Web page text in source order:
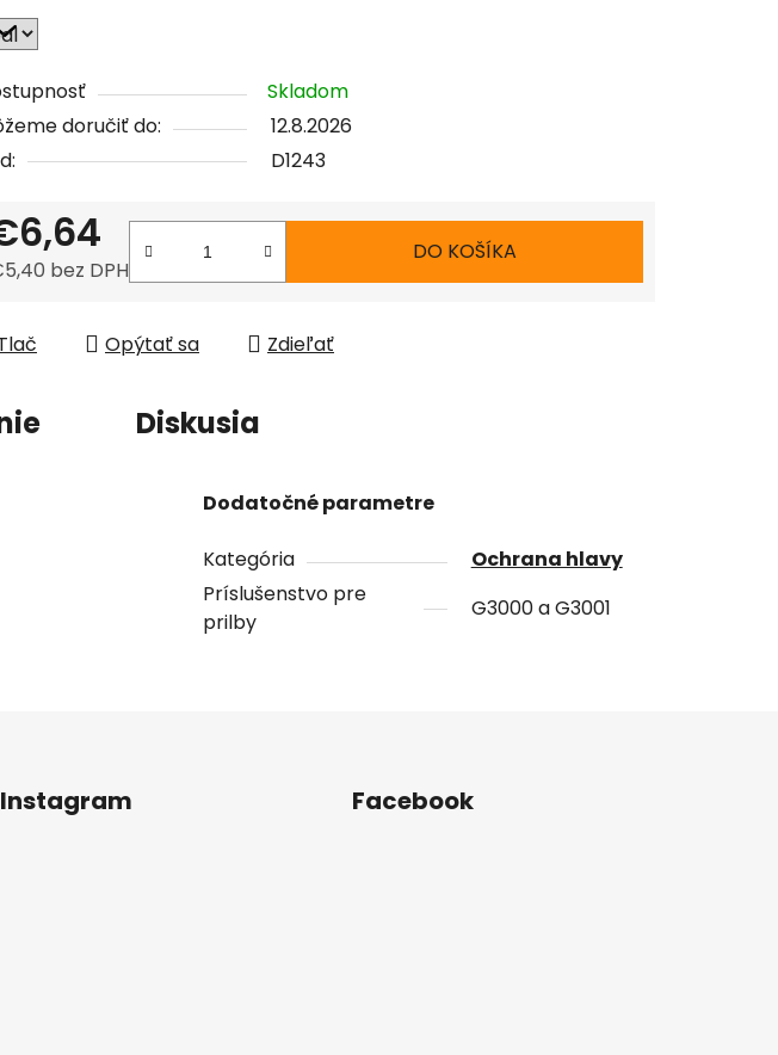
Skladom
doručiť do:
12.8.2026
D1243
bez DPH
DO KOŠÍKA
Opýtať sa Zdieľať
Diskusia
Dodatočné parametre
Kategória
Ochrana hlavy
Príslušenstvo pre
prilby
G3000 a G3001
Instagram Facebook